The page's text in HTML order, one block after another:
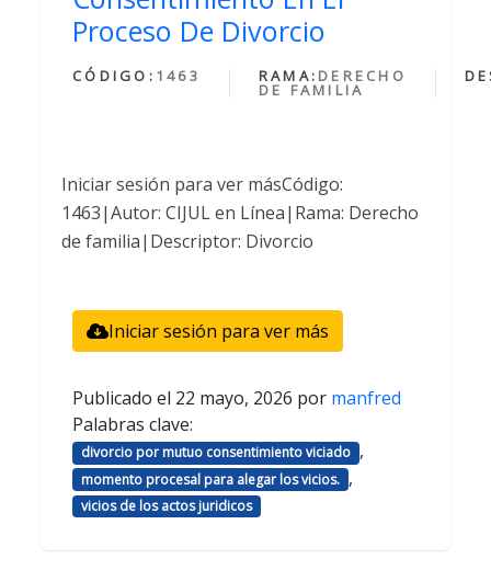
Proceso De Divorcio
CÓDIGO: 1463 RAMA: DERECHO
DE FAMILIA
Iniciar sesión para ver másCódigo:
1463|Autor: CIJUL en Línea|Rama: Derecho
de familia|Descriptor: Divorcio
Iniciar sesión para ver más
Publicado el 22 mayo, 2026 por manfred
Palabras clave:
divorcio por mutuo consentimiento viciado ,
momento procesal para alegar los vicios. ,
vicios de los actos juridicos